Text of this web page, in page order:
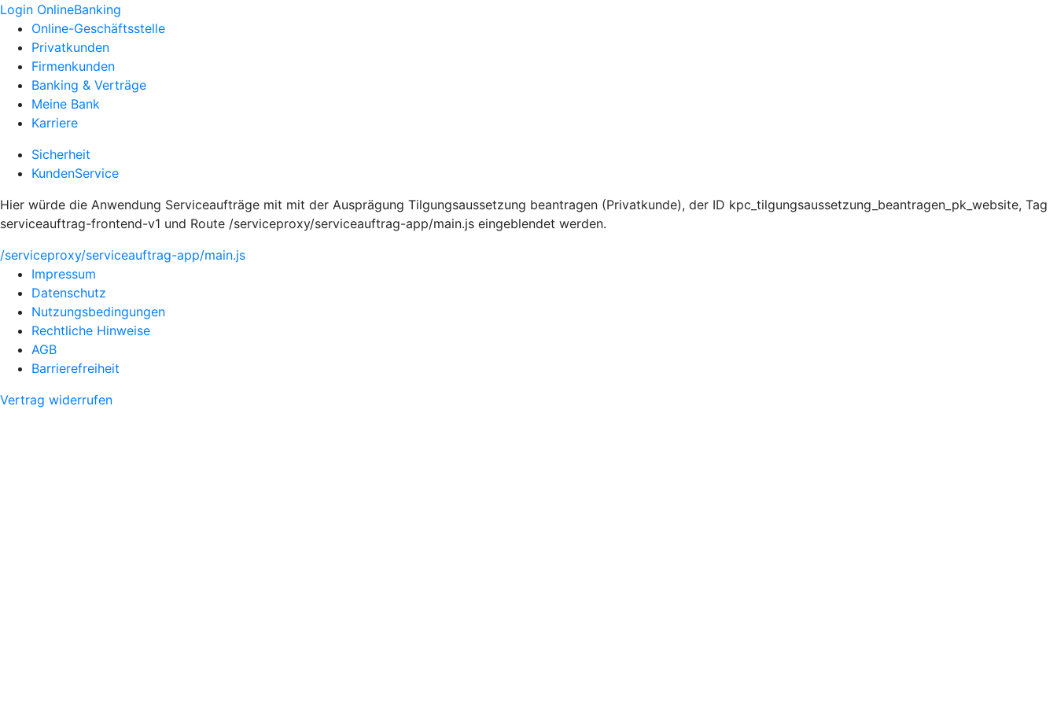
Login OnlineBanking
Online-Geschäftsstelle
Privatkunden
Firmenkunden
Banking & Verträge
Meine Bank
Karriere
Sicherheit
KundenService
Hier würde die Anwendung Serviceaufträge mit mit der Ausprägung Tilgungsaussetzung beantragen (Privatkunde), der ID kpc_tilgungsaussetzung_beantragen_pk_website, Tag
serviceauftrag-frontend-v1 und Route /serviceproxy/serviceauftrag-app/main.js eingeblendet werden.
/serviceproxy/serviceauftrag-app/main.js
Impressum
Datenschutz
Nutzungsbedingungen
Rechtliche Hinweise
AGB
Barrierefreiheit
Vertrag widerrufen